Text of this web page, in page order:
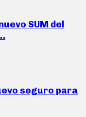
SUM del
seguro para